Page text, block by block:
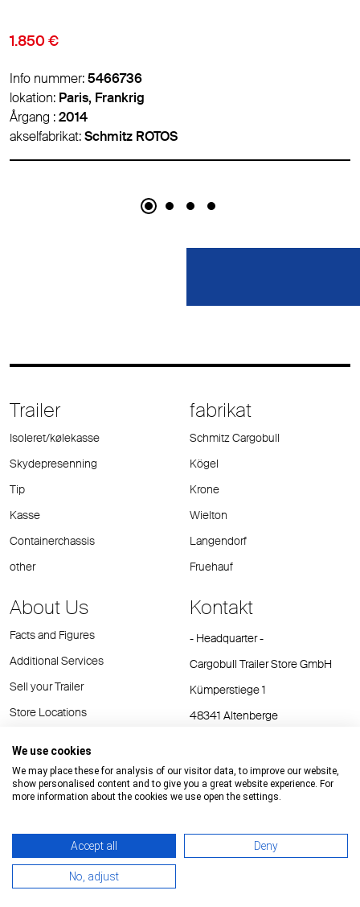
22.000 €
Info nummer:5470058
lokation:Lyon, Frankrig
Årgang :2021
akselfabrikat:Schmitz ROTOS
Trailer
Isoleret/kølekasse
Skydepresenning
Tip
Kasse
Containerchassis
other
fabrikat
Schmitz Cargobull
Kögel
Krone
Wielton
Langendorf
Fruehauf
About Us
Facts and Figures
Additional Services
Sell your Trailer
Store Locations
Kontakt
- Headquarter -
Cargobull Trailer Store GmbH
Kümperstiege 1
48341 Altenberge
E-Mail:cts@cargobull.com
Impressum / Rechtliche Hinweise Datenschutz
We use cookies
We may place these for analysis of our visitor data, to improve our website,
show personalised content and to give you a great website experience. For
more information about the cookies we use open the settings.
Accept all Deny
No, adjust